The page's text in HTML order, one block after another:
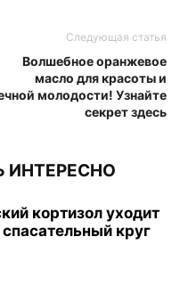
Следующая статья
Волшебное оранжевое
масло для красоты и
молодости! Узнайте
секрет здесь
ИНТЕРЕСНО
кортизол уходит
круг